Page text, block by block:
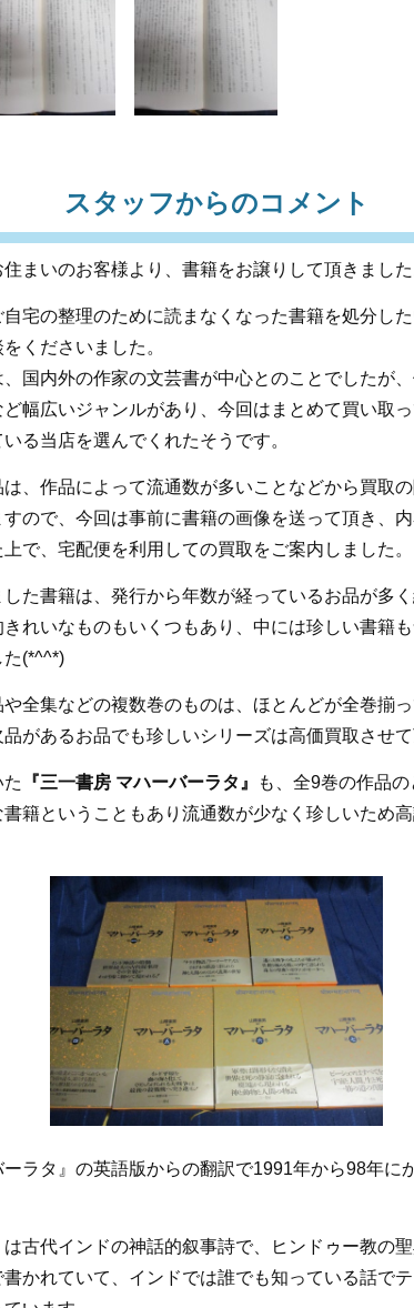
スタッフからのコメント
まいのお客様より、書籍をお譲りして頂きました
宅の整理のために読まなくなった書籍を処分し
くださいました。
国内外の作家の文芸書が中心とのことでしたが
幅広いジャンルがあり、今回はまとめて買い取
る当店を選んでくれたそうです。
、作品によって流通数が多いことなどから買取
ので、今回は事前に書籍の画像を送って頂き、
で、宅配便を利用しての買取をご案内しました。
た書籍は、発行から年数が経っているお品が多
れいなものもいくつもあり、中には珍しい書籍
た(*^^*)
全集などの複数巻のものは、ほとんどが全巻揃
があるお品でも珍しいシリーズは高価買取させて
『三一書房 マハーバーラタ』
も、全9巻の作品
籍ということもあり流通数が少なく珍しいため
ラタ』の英語版からの翻訳で1991年から98年に
は古代インドの神話的叙事詩で、ヒンドゥー教の
かれていて、インドでは誰でも知っている話でテ